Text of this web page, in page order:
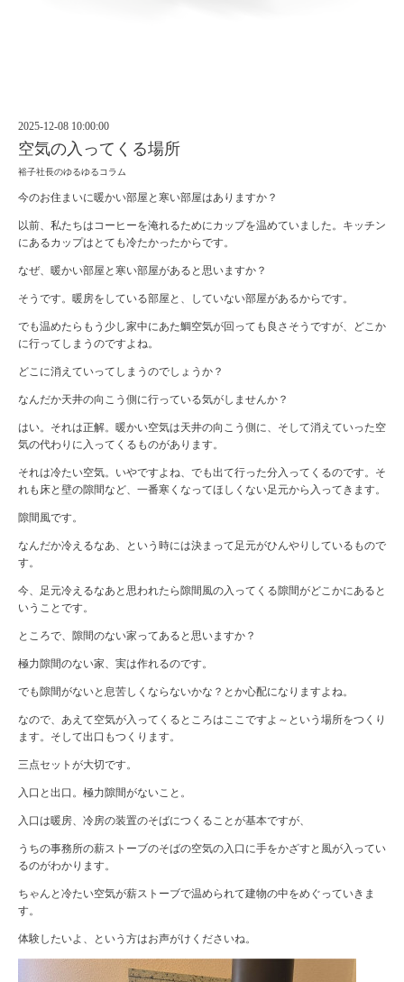
2025-12-08 10:00:00
空気の入ってくる場所
裕子社長のゆるゆるコラム
今のお住まいに暖かい部屋と寒い部屋はありますか？
以前、私たちはコーヒーを淹れるためにカップを温めていました。キッチン
にあるカップはとても冷たかったからです。
なぜ、暖かい部屋と寒い部屋があると思いますか？
そうです。暖房をしている部屋と、していない部屋があるからです。
でも温めたらもう少し家中にあた鯛空気が回っても良さそうですが、どこか
に行ってしまうのですよね。
どこに消えていってしまうのでしょうか？
なんだか天井の向こう側に行っている気がしませんか？
はい。それは正解。暖かい空気は天井の向こう側に、そして消えていった空
気の代わりに入ってくるものがあります。
それは冷たい空気。いやですよね、でも出て行った分入ってくるのです。そ
れも床と壁の隙間など、一番寒くなってほしくない足元から入ってきます。
隙間風です。
なんだか冷えるなあ、という時には決まって足元がひんやりしているもので
す。
今、足元冷えるなあと思われたら隙間風の入ってくる隙間がどこかにあると
いうことです。
ところで、隙間のない家ってあると思いますか？
極力隙間のない家、実は作れるのです。
でも隙間がないと息苦しくならないかな？とか心配になりますよね。
なので、あえて空気が入ってくるところはここですよ～という場所をつくり
ます。そして出口もつくります。
三点セットが大切です。
入口と出口。極力隙間がないこと。
入口は暖房、冷房の装置のそばにつくることが基本ですが、
うちの事務所の薪ストーブのそばの空気の入口に手をかざすと風が入ってい
るのがわかります。
ちゃんと冷たい空気が薪ストーブで温められて建物の中をめぐっていきま
す。
体験したいよ、という方はお声がけくださいね。